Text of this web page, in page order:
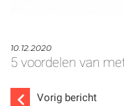
10.12.2020
5 voordelen van
Vorig bericht